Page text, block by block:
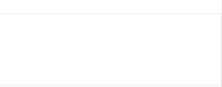
молекулы воды размером 0,28 нм, но задерживают грязь и
кипятить ее не нужно. Однако стопроцентной гарантии